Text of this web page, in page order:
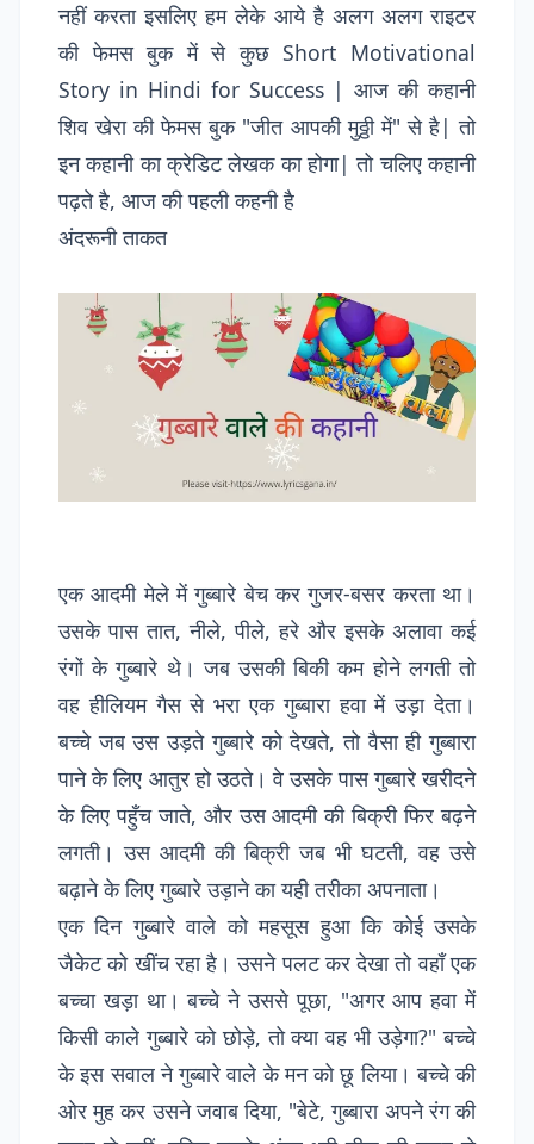
नहीं करता इसलिए हम लेके आये है अलग अलग राइटर
की फेमस बुक में से कुछ Short Motivational
Story in Hindi for Success | आज की कहानी
शिव खेरा की फेमस बुक "जीत आपकी मुठ्ठी में" से है| तो
इन कहानी का क्रेडिट लेखक का होगा| तो चलिए कहानी
पढ़ते है, आज की पहली कहनी है
अंदरूनी ताकत
एक आदमी मेले में गुब्बारे बेच कर गुजर-बसर करता था।
उसके पास तात, नीले, पीले, हरे और इसके अलावा कई
रंगों के गुब्बारे थे। जब उसकी बिकी कम होने लगती तो
वह हीलियम गैस से भरा एक गुब्बारा हवा में उड़ा देता।
बच्चे जब उस उड़ते गुब्बारे को देखते, तो वैसा ही गुब्बारा
पाने के लिए आतुर हो उठते। वे उसके पास गुब्बारे खरीदने
के लिए पहुँच जाते, और उस आदमी की बिक्री फिर बढ़ने
लगती। उस आदमी की बिक्री जब भी घटती, वह उसे
बढ़ाने के लिए गुब्बारे उड़ाने का यही तरीका अपनाता।
एक दिन गुब्बारे वाले को महसूस हुआ कि कोई उसके
जैकेट को खींच रहा है। उसने पलट कर देखा तो वहाँ एक
बच्चा खड़ा था। बच्चे ने उससे पूछा, "अगर आप हवा में
किसी काले गुब्बारे को छोड़े, तो क्या वह भी उड़ेगा?" बच्चे
के इस सवाल ने गुब्बारे वाले के मन को छू लिया। बच्चे की
ओर मुह कर उसने जवाब दिया, "बेटे, गुब्बारा अपने रंग की